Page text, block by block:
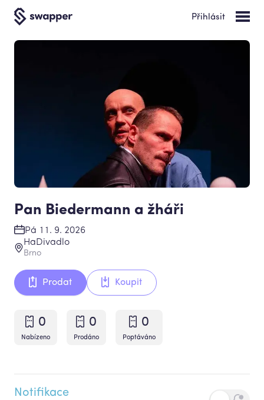
Přihlásit
Pan Biedermann a žháři
Pá 11. 9. 2026
HaDivadlo
Brno
Prodat Koupit
0
Nabízeno
0
Prodáno
0
Poptáváno
Notifikace